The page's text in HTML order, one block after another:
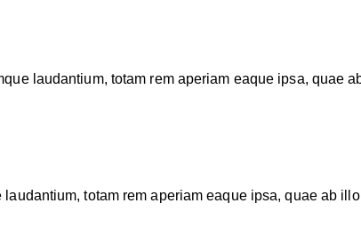
laudantium, totam rem aperiam eaque ipsa, quae
totam rem aperiam eaque ipsa, quae ab